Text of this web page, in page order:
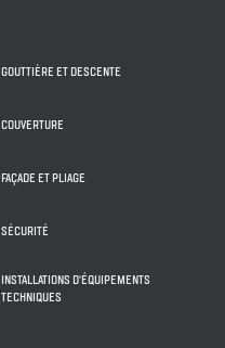
GOUTTIÈRE ET DESCENTE
COUVERTURE
FAÇADE ET PLIAGE
SÉCURITÉ
INSTALLATIONS D'ÉQUIPEMENTS
TECHNIQUES